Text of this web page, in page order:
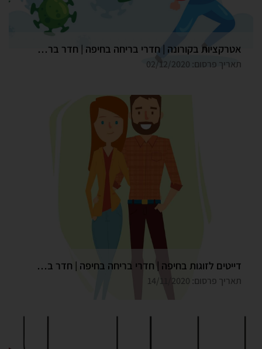
אטרקציות בקורונה | חדרי בריחה בחיפה | חדר בריחה גלדיאטור
תאריך פרסום: 02/12/2020
דייטים לזוגות בחיפה | חדרי בריחה בחיפה | חדר בריחה גלדיאטור
תאריך פרסום: 14/11/2020